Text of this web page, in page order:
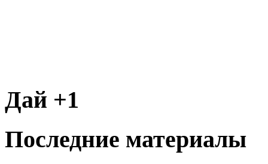
Дай +1
Последние материалы